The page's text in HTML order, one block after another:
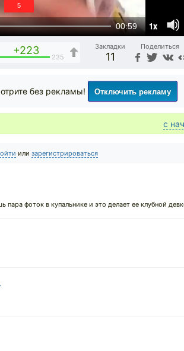
00:59 1x
4
+223
235
Закладки
11
Поделиться
без рекламы! Отключить рекламу
с
или зарегистрироваться
пара фоток в купальнике и это делает ее клубной